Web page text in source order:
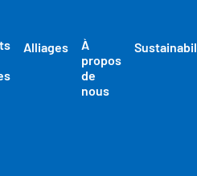
Alliages
À
propos
de
nous